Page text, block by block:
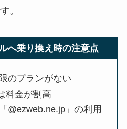
。
へ乗り換え時の注意点
のプランがない
料金が割高
@ezweb.ne.jp」の利用